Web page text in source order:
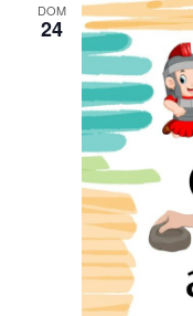
DOM
24